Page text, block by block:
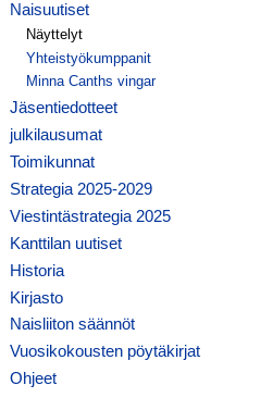
Naisuutiset
Näyttelyt
Yhteistyökumppanit
Minna Canths vingar
Jäsentiedotteet
julkilausumat
Toimikunnat
Strategia 2025-2029
Viestintästrategia 2025
Kanttilan uutiset
Historia
Kirjasto
Naisliiton säännöt
Vuosikokousten pöytäkirjat
Ohjeet